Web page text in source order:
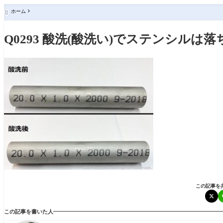
 ホーム
Q0293 酸洗(酸洗い)でステンシルは落
この記事を
この記事を書いた人